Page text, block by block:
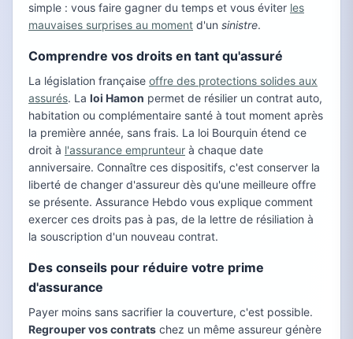
simple : vous faire gagner du temps et vous éviter les
mauvaises surprises au moment d'un sinistre.
Comprendre vos droits en tant qu'assuré
La législation française offre des protections solides aux
assurés. La loi Hamon permet de résilier un contrat auto,
habitation ou complémentaire santé à tout moment après
la première année, sans frais. La loi Bourquin étend ce
droit à l'assurance emprunteur à chaque date
anniversaire. Connaître ces dispositifs, c'est conserver la
liberté de changer d'assureur dès qu'une meilleure offre
se présente. Assurance Hebdo vous explique comment
exercer ces droits pas à pas, de la lettre de résiliation à
la souscription d'un nouveau contrat.
Des conseils pour réduire votre prime
d'assurance
Payer moins sans sacrifier la couverture, c'est possible.
Regrouper vos contrats chez un même assureur génère